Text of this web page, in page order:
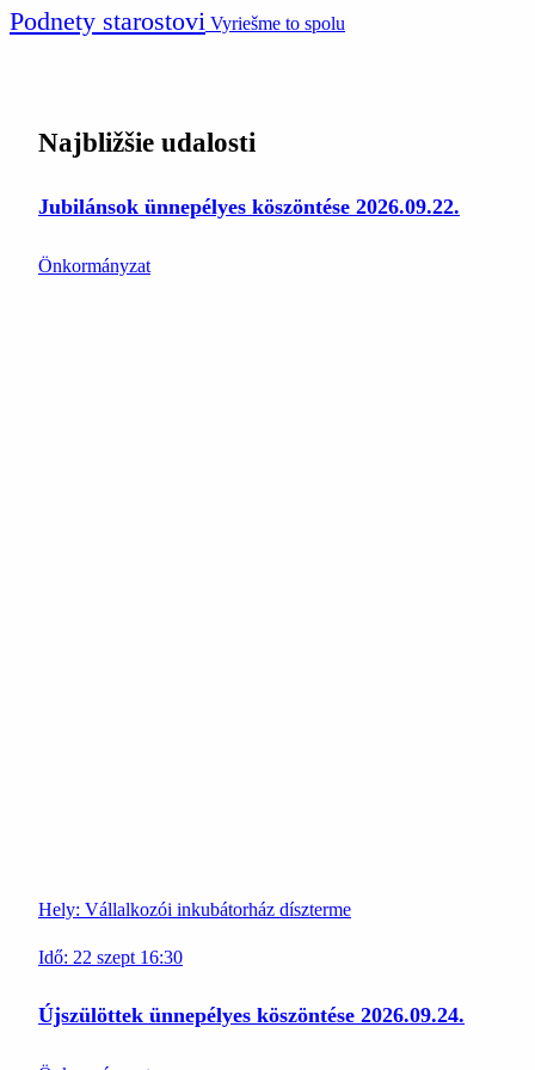
Podnety starostovi Vyriešme to spolu
Najbližšie udalosti
Jubilánsok ünnepélyes köszöntése 2026.09.22.
Önkormányzat
Hely: Vállalkozói inkubátorház díszterme
Idő: 22 szept 16:30
Újszülöttek ünnepélyes köszöntése 2026.09.24.